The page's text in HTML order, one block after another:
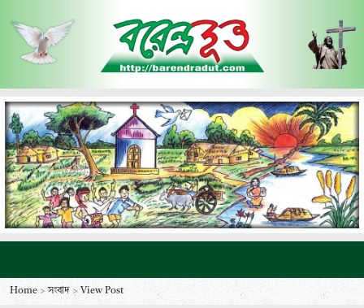
Home > সংবাদ >View Post